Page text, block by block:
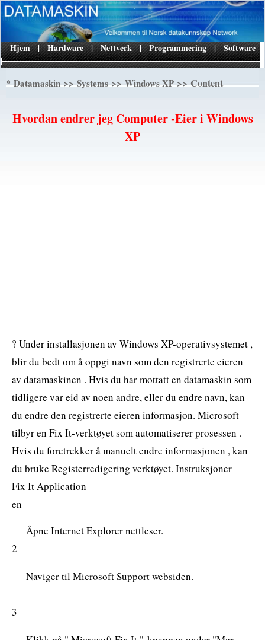
|
Hjem | Hardware | Nettverk | Programmering | Software
*Datamaskin>>Systems>>Windows XP>> Content
Hvordan endrer jeg Computer -Eier i Windows
XP
? Under installasjonen av Windows XP-operativsystemet ,
blir du bedt om å oppgi navn som den registrerte eieren
av datamaskinen . Hvis du har mottatt en datamaskin som
tidligere var eid av noen andre, eller du endre navn, kan
du endre den registrerte eieren informasjon. Microsoft
tilbyr en Fix It-verktøyet som automatiserer prosessen .
Hvis du foretrekker å manuelt endre informasjonen , kan
du bruke Registerredigering verktøyet. Instruksjoner
Fix It Application
en
Åpne Internet Explorer nettleser.
2
Naviger til Microsoft Support websiden.
3